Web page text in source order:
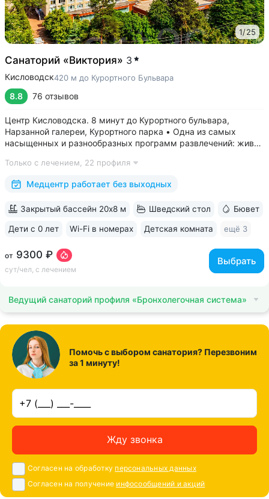
1/25
Санаторий «Виктория» 3
Кисловодск420 м до Курортного Бульвара
8.8 76 отзывов
Центр Кисловодска. 8 минут до Курортного бульвара,
Нарзанной галереи, Курортного парка • Одна из самых
насыщенных и разнообразных программ развлечений: живая
стендап, мастер-классы по рисованию «эбру» и танцам
(бачата, восточные танцы)....
Только с лечением, 22 профиля
Медцентр работает без выходных
от 9300 ₽
сут/чел, с лечением
Выбрать
Закрытый бассейн 20х8 м Шведский стол Бювет
Дети с 0 лет Wi-Fi в номерах Детская комната ещё 3
Ведущий санаторий профиля «Бронхолегочная система»
Помочь с выбором санатория? Перезвоним
за 1 минуту!
Жду звонка
Согласен на обработку персональных данных
Согласен на получение инфосообщений и акций